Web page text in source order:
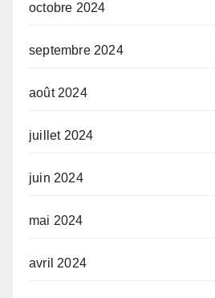
octobre 2024
septembre 2024
août 2024
juillet 2024
juin 2024
mai 2024
avril 2024